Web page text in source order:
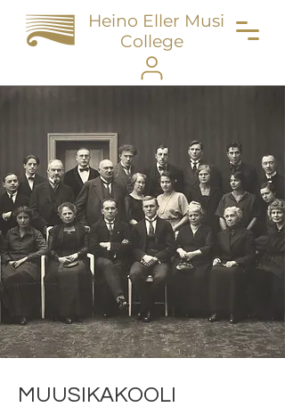
Heino Eller Music
College
MUUSIKAKOOLI